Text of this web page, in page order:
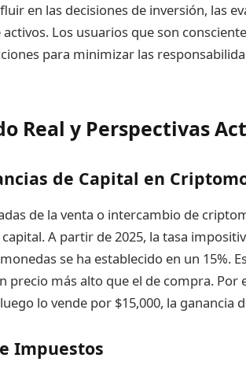
en las decisiones de inversión, las
Los usuarios que son
para minimizar las
Real y Perspectivas
de Capital en
de la venta o intercambio de
A partir de 2025, la tasa
se ha establecido en un 15%.
precio más alto que el de compra. Por
lo vende por $15,000, la ganancia
Impuestos